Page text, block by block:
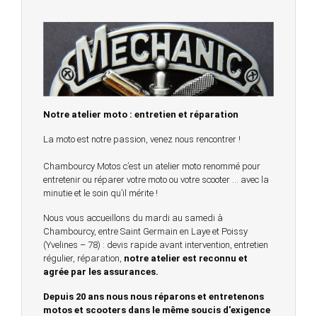
Notre atelier moto : entretien et réparation
La moto est notre passion, venez nous rencontrer !
Chambourcy Motos c’est un atelier moto renommé pour
entretenir ou réparer votre moto ou votre scooter … avec la
minutie et le soin qu’il mérite !
Nous vous accueillons du mardi au samedi à
Chambourcy, entre Saint Germain en Laye et Poissy
(Yvelines – 78) : devis rapide avant intervention, entretien
régulier, réparation, notre atelier est reconnu et
agrée par les assurances.
Depuis 20 ans nous nous réparons et entretenons
motos et scooters dans le même soucis d'exigence